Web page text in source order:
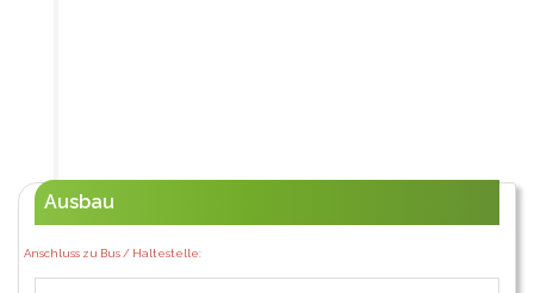
Ausbau
Anschluss zu Bus / Haltestelle: